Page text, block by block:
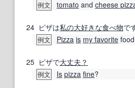
例文 tomato and cheese
24 ピザは私の大好きな食べ物で
例文 Pizza is my favorite
25 ピザで大丈夫？
例文 Is pizza fine?